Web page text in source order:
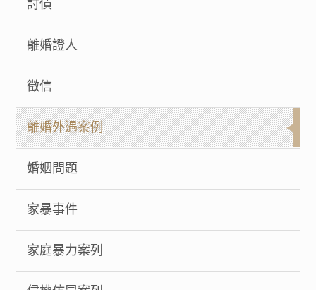
討債
離婚證人
徵信
離婚外遇案例
婚姻問題
家暴事件
家庭暴力案列